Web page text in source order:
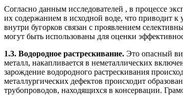
Согласно данным исследователей , в процессе
их содержанием в исходной воде, что приводит
внутри бугорков связан с проявлением
могут быть использованы для оценки
1.3. Водородное растрескивание. Это опасный
металл, накапливается в неметаллических
зарождение водородного растрескивания
металлургических дефектов происходит
трубопроводов, находящихся в консервации.